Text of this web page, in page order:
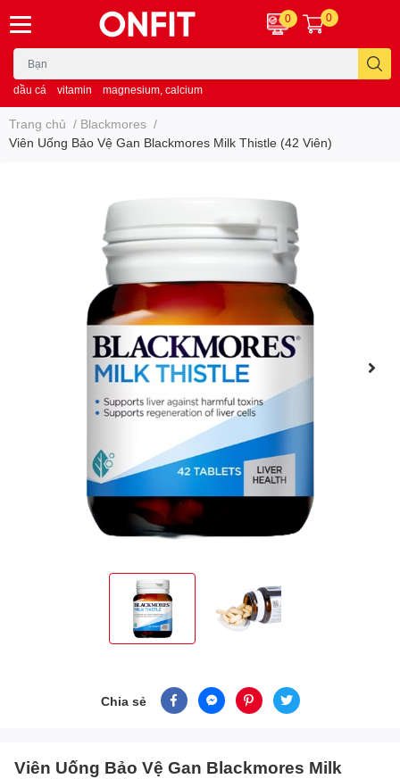
dầu cá vitamin magnesium, calcium
0 0
Trang chủ / Blackmores /
Viên Uống Bảo Vệ Gan Blackmores Milk Thistle (42 Viên)
Chia sẻ
Viên Uống Bảo Vệ Gan Blackmores Milk